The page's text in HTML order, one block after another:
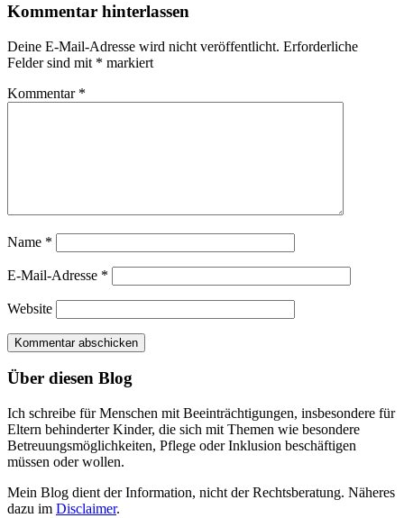
Kommentar hinterlassen
Deine E-Mail-Adresse wird nicht veröffentlicht. Erforderliche
Felder sind mit * markiert
Kommentar *
Name *
E-Mail-Adresse *
Website
Über diesen Blog
Ich schreibe für Menschen mit Beeinträchtigungen, insbesondere für
Eltern behinderter Kinder, die sich mit Themen wie besondere
Betreuungsmöglichkeiten, Pflege oder Inklusion beschäftigen
müssen oder wollen.
Mein Blog dient der Information, nicht der Rechtsberatung. Näheres
dazu im Disclaimer.